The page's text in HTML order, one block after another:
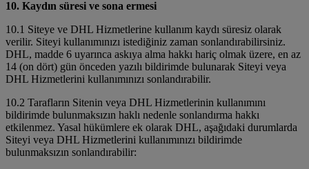
10. Kaydın süresi ve sona ermesi
10.1 Siteye ve DHL Hizmetlerine kullanım kaydı süresiz olarak
verilir. Siteyi kullanımınızı istediğiniz zaman sonlandırabilirsiniz.
DHL, madde 6 uyarınca askıya alma hakkı hariç olmak üzere, en az
14 (on dört) gün önceden yazılı bildirimde bulunarak Siteyi veya
DHL Hizmetlerini kullanımınızı sonlandırabilir.
10.2 Tarafların Sitenin veya DHL Hizmetlerinin kullanımını
bildirimde bulunmaksızın haklı nedenle sonlandırma hakkı
etkilenmez. Yasal hükümlere ek olarak DHL, aşağıdaki durumlarda
Siteyi veya DHL Hizmetlerini kullanımınızı bildirimde
bulunmaksızın sonlandırabilir: